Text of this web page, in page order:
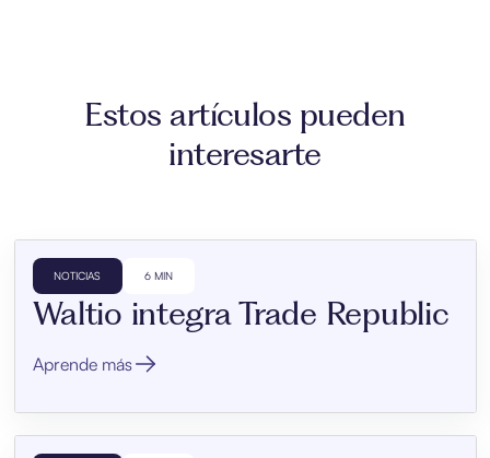
Estos artículos pueden
interesarte
NOTICIAS 6 MIN
Waltio integra Trade Republic
Aprende más